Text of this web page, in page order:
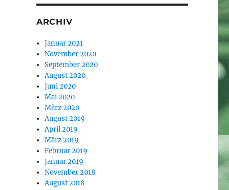
ARCHIV
Januar 2021
November 2020
September 2020
August 2020
Juni 2020
Mai 2020
März 2020
August 2019
April 2019
März 2019
Februar 2019
Januar 2019
November 2018
August 2018